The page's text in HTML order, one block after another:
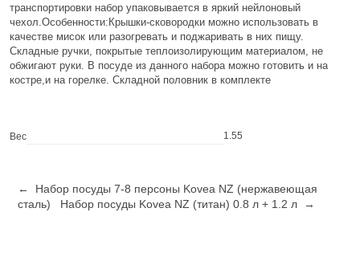
транспортировки набор упаковывается в яркий нейлоновый
чехол.Особенности:Крышки-сковородки можно использовать в
качестве мисок или разогревать и поджаривать в них пищу.
Складные ручки, покрытые теплоизолирующим материалом, не
обжигают руки. В посуде из данного набора можно готовить и на
костре,и на горелке. Складной половник в комплекте
Вес 1.55
← Набор посуды 7-8 персоны Kovea NZ (нержавеющая
сталь)
Набор посуды Kovea NZ (титан) 0.8 л + 1.2 л →